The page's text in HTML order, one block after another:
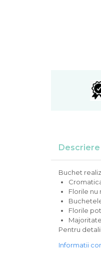
Descriere
Buchet
Florile nu
Florile
Pentru
Informatii